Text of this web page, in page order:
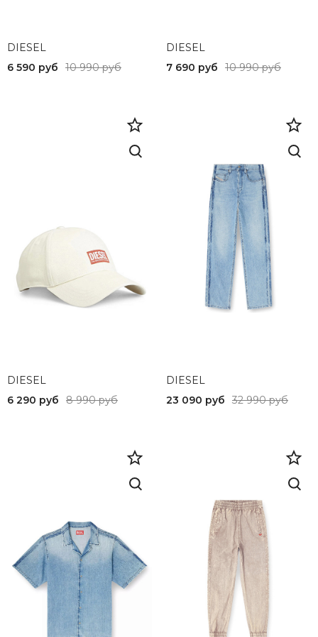
DIESEL
6 590 руб
10 990 руб
DIESEL
7 690 руб
10 990 руб
DIESEL
6 290 руб
8 990 руб
DIESEL
23 090 руб
32 990 руб